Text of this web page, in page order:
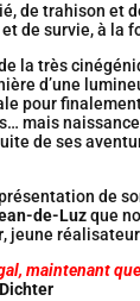
de trahison et
de survie, à la
la très
d’une
pour
mais
de ses
de
de-Luzque
, jeune
maintenant